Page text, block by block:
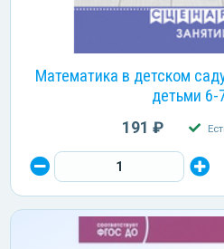
Математика в детском
детьми 6-
191 ₽